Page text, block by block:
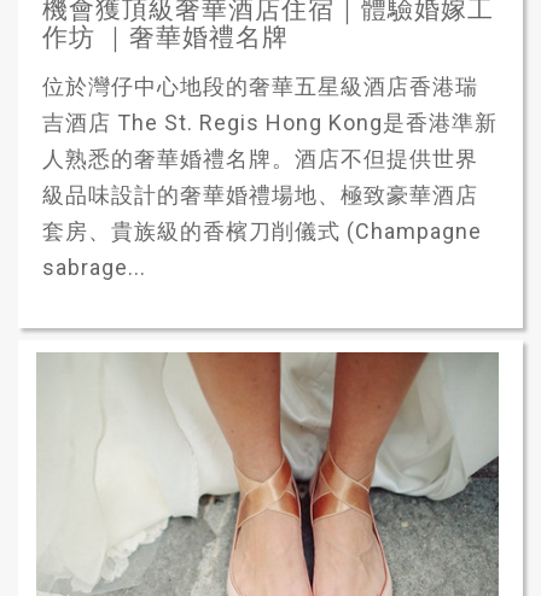
機會獲頂級奢華酒店住宿｜體驗婚嫁工
作坊 ｜奢華婚禮名牌
位於灣仔中心地段的奢華五星級酒店香港瑞
吉酒店 The St. Regis Hong Kong是香港準新
人熟悉的奢華婚禮名牌。酒店不但提供世界
級品味設計的奢華婚禮場地、極致豪華酒店
套房、貴族級的香檳刀削儀式 (Champagne
sabrage...